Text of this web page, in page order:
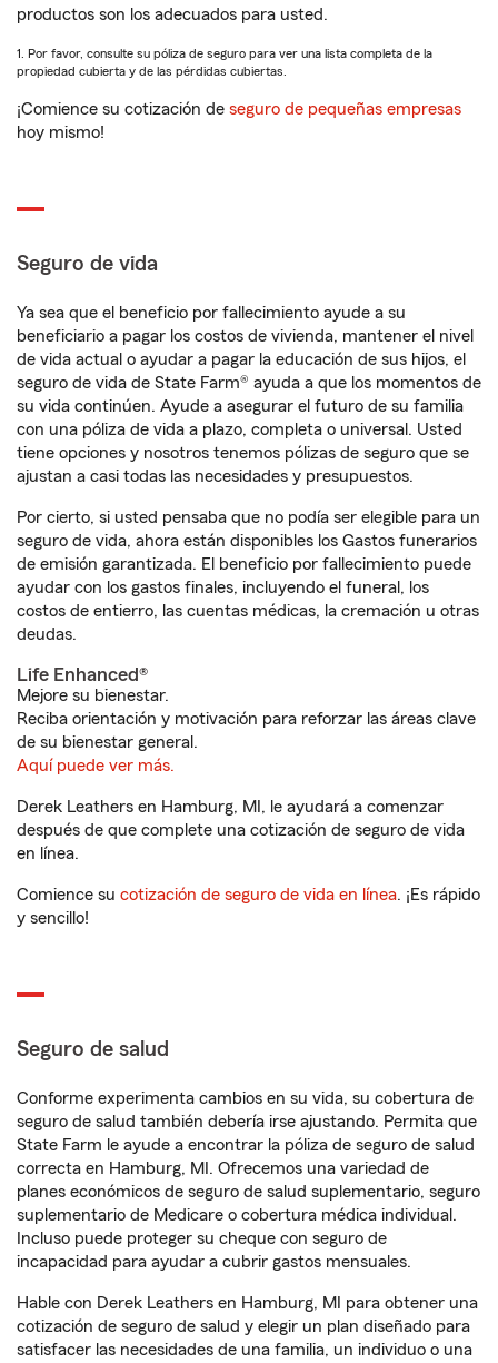
productos son los adecuados para usted.
1. Por favor, consulte su póliza de seguro para ver una lista completa de la
propiedad cubierta y de las pérdidas cubiertas.
¡Comience su cotización de seguro de pequeñas empresas
hoy mismo!
Seguro de vida
Ya sea que el beneficio por fallecimiento ayude a su
beneficiario a pagar los costos de vivienda, mantener el nivel
de vida actual o ayudar a pagar la educación de sus hijos, el
seguro de vida de State Farm® ayuda a que los momentos de
su vida continúen. Ayude a asegurar el futuro de su familia
con una póliza de vida a plazo, completa o universal. Usted
tiene opciones y nosotros tenemos pólizas de seguro que se
ajustan a casi todas las necesidades y presupuestos.
Por cierto, si usted pensaba que no podía ser elegible para un
seguro de vida, ahora están disponibles los Gastos funerarios
de emisión garantizada. El beneficio por fallecimiento puede
ayudar con los gastos finales, incluyendo el funeral, los
costos de entierro, las cuentas médicas, la cremación u otras
deudas.
Life Enhanced®
Mejore su bienestar.
Reciba orientación y motivación para reforzar las áreas clave
de su bienestar general.
Aquí puede ver más.
Derek Leathers en Hamburg, MI, le ayudará a comenzar
después de que complete una cotización de seguro de vida
en línea.
Comience su cotización de seguro de vida en línea. ¡Es rápido
y sencillo!
Seguro de salud
Conforme experimenta cambios en su vida, su cobertura de
seguro de salud también debería irse ajustando. Permita que
State Farm le ayude a encontrar la póliza de seguro de salud
correcta en Hamburg, MI. Ofrecemos una variedad de
planes económicos de seguro de salud suplementario, seguro
suplementario de Medicare o cobertura médica individual.
Incluso puede proteger su cheque con seguro de
incapacidad para ayudar a cubrir gastos mensuales.
Hable con Derek Leathers en Hamburg, MI para obtener una
cotización de seguro de salud y elegir un plan diseñado para
satisfacer las necesidades de una familia, un individuo o una